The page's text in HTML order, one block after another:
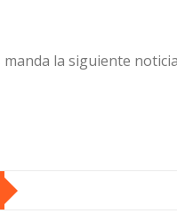
la siguiente